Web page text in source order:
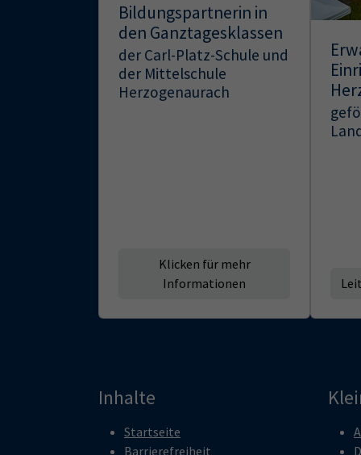
Bildungspartnerin in
den Ganztagesklassen
der Carl-Platz-Schule und
der Mittelschule
Herzogenaurach
Klicken für mehr
Informationen
Inhalte
Startseite
Barrierefreiheit